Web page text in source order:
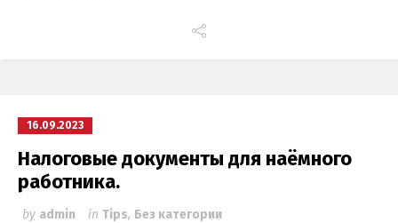
16.09.2023
Налоговые документы для наёмного
работника.
by admin in Tips, Без категории